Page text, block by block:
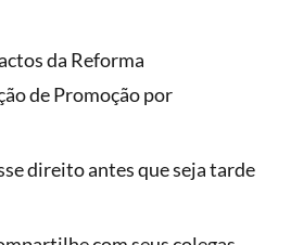
da Reforma
de Promoção por
direito antes que seja tarde